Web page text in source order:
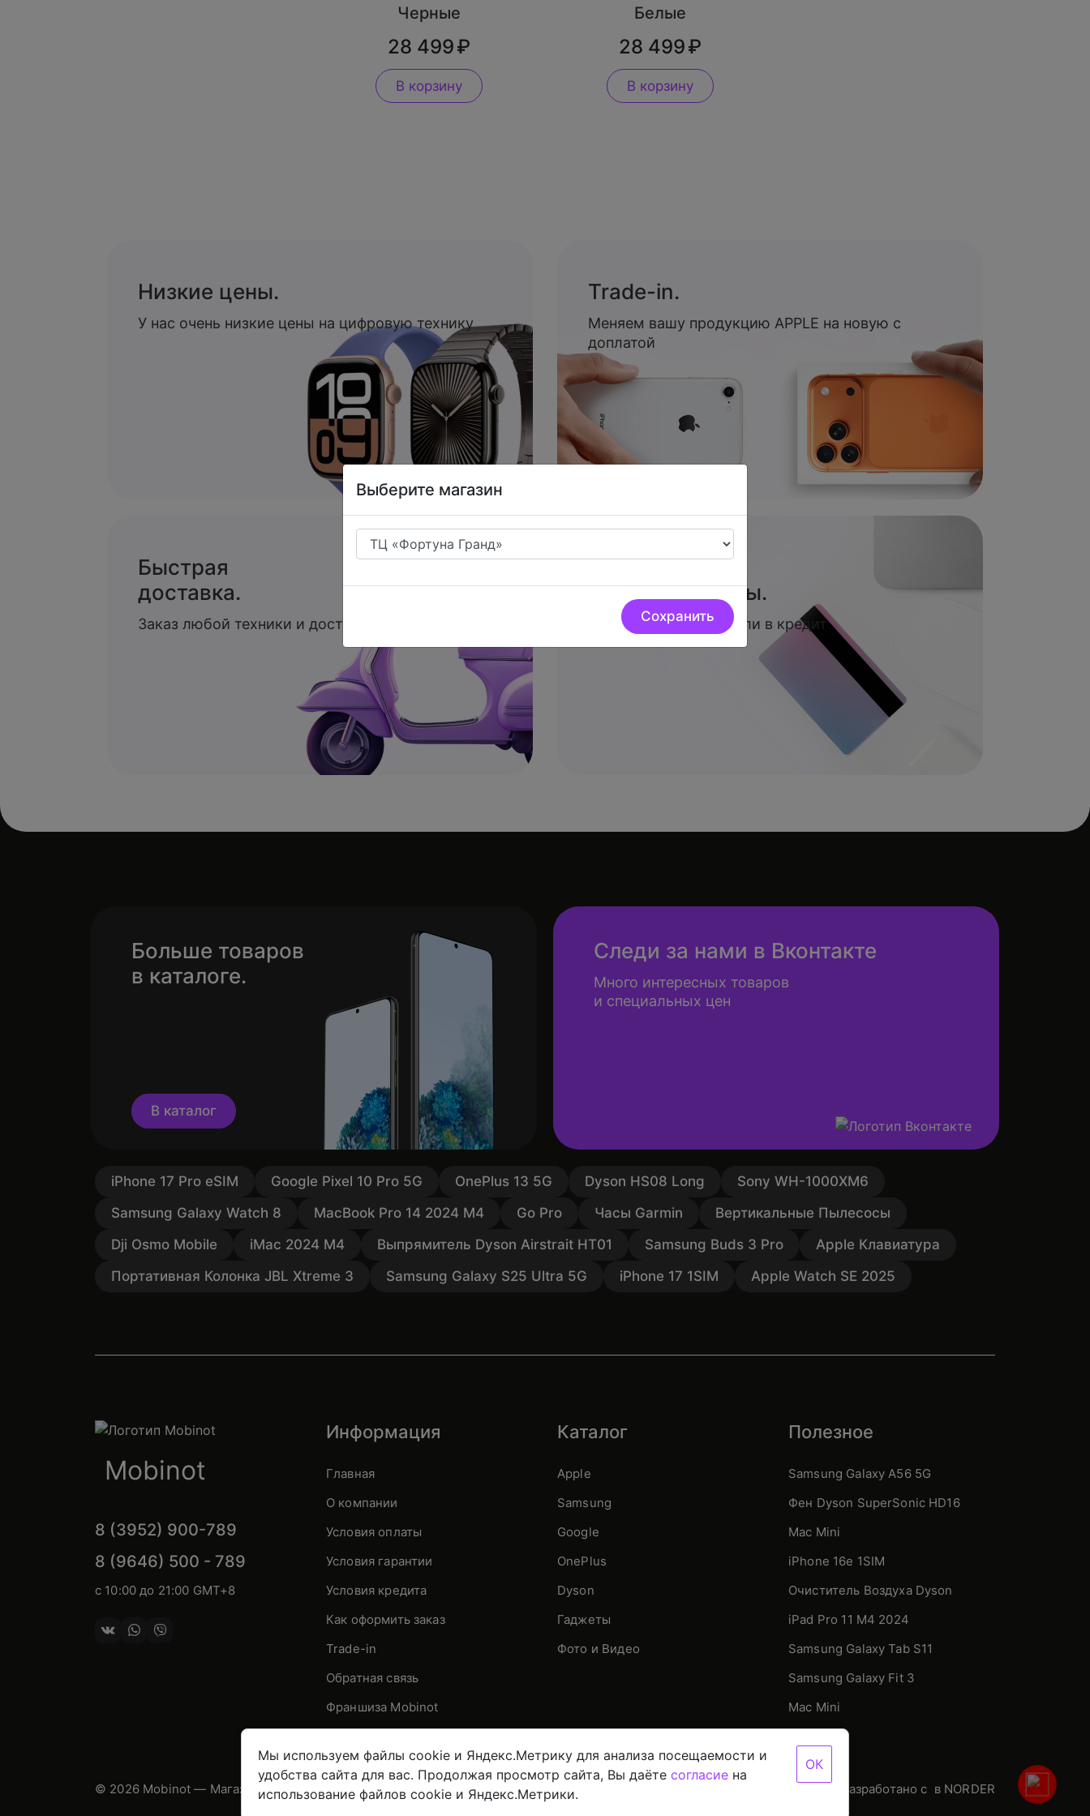
Мы используем файлы cookie и Яндекс.Метрику для анализа посещаемости и
удобства сайта для вас. Продолжая просмотр сайта, Вы даёте согласие на
использование файлов cookie и Яндекс.Метрики.
ОК
Выберите магазин
Сохранить
Черные
28 499
В корзину
Белые
28 499
В корзину
Низкие цены.
У нас очень низкие цены на цифровую технику
Trade-in.
Меняем вашу продукцию APPLE на новую с
доплатой
Быстрая
доставка.
Заказ любой техники и доставка от 3 дней
Доступные
способы оплаты.
Наличными, картой или в кредит
Больше товаров
в каталоге.
В каталог
Следи за нами в Вконтакте
Много интересных товаров
и специальных цен
iPhone 17 Pro eSIM Google Pixel 10 Pro 5G OnePlus 13 5G Dyson HS08 Long
Sony WH-1000XM6
Samsung Galaxy Watch 8
MacBook Pro 14 2024 M4 Go Pro Часы Garmin
Вертикальные Пылесосы
Dji Osmo Mobile
iMac 2024 M4 Выпрямитель Dyson Airstrait HT01 Samsung Buds 3 Pro
Apple Клавиатура
Портативная Колонка JBL Xtreme 3
Samsung Galaxy S25 Ultra 5G iPhone 17 1SIM Apple Watch SE 2025
Mobinot
8 (3952) 900-789
8 (9646) 500 - 789
с 10:00 до 21:00 GMT+8
Информация
Главная
О компании
Условия оплаты
Условия гарантии
Условия кредита
Как оформить заказ
Trade-in
Обратная связь
Франшиза Mobinot
Каталог
Apple
Samsung
Google
OnePlus
Dyson
Гаджеты
Фото и Видео
Полезное
Samsung Galaxy A56 5G
Фен Dyson SuperSonic HD16
Mac Mini
iPhone 16e 1SIM
Очиститель Воздуха Dyson
iPad Pro 11 М4 2024
Samsung Galaxy Tab S11
Samsung Galaxy Fit 3
Mac Mini
© 2026 Mobinot — Магазин низких цен на всю цифровую технику Политика конфиденциальности данных Разработано с в NORDER